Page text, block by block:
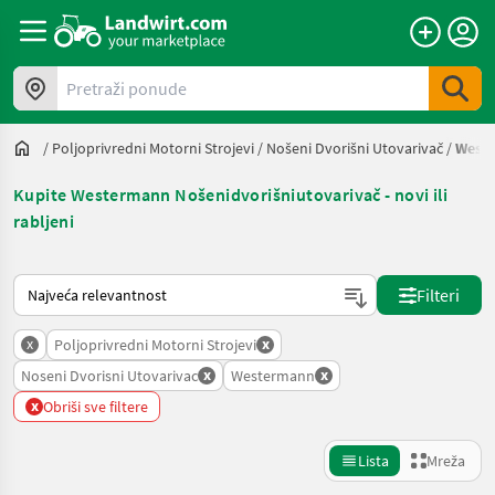
Pretraži ponude
/ Poljoprivredni Motorni Strojevi / Nošeni Dvorišni Utovarivač /
Kupite Westermann Nošenidvorišniutovarivač - novi ili
rabljeni
Način na koji sortira Landwirt.com
Filteri
x Poljoprivredni Motorni Strojevi x
Noseni Dvorisni Utovarivac x Westermann x
x Obriši sve filtere
Lista Mreža